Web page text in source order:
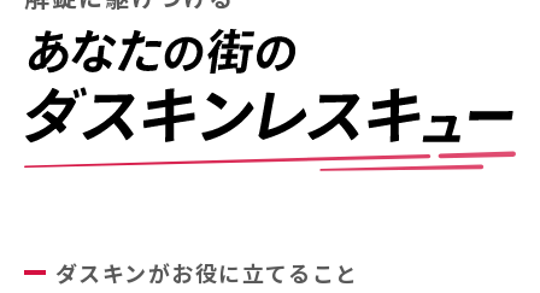
ダスキンがお役に立てること